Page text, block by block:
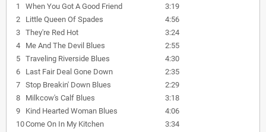
1 When You Got A Good Friend
3:19
2
Little Queen Of Spades
4:56
3 They're Red Hot
3:24
4
Me And The Devil Blues
2:55
5 Traveling Riverside Blues
4:30
6
Last Fair Deal Gone Down
2:35
7 Stop Breakin' Down Blues
2:29
8
Milkcow's Calf Blues
3:18
9
Kind Hearted Woman Blues
4:06
10Come On In My Kitchen
3:34